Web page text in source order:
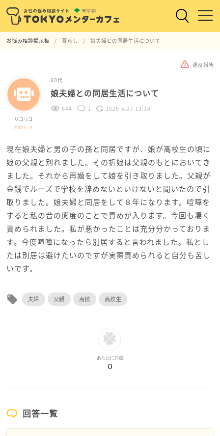
お悩み相談掲示板 暮らし 娘夫婦との同居生活について
違反報告
リコリコ
プロフィール
60代
娘夫婦との同居生活について
644 1 2026.5.27 13:16
現在娘夫婦と男の子の孫と同居ですが、娘が高校生の頃に
娘の父親と別れました。その折娘は父親のもとにおいてき
ました。それから再婚をして娘を引き取りました。父親が
金銭でルーズで学校を辞めないといけないと聞いたので引
取りました。娘夫婦と同居をして８年になります。喧嘩を
すると私の昔の態度のことで責めが入ります。今回も凄く
責められました。私が悪かったことは充分分かっておりま
す。今度喧嘩になったら別居すると言われました。私とし
たは別居は避けたいのですが実際責められると自分も苦し
いです。
local_offer 夫婦 父親 高校 高校生
あなたに共感
0
回答一覧